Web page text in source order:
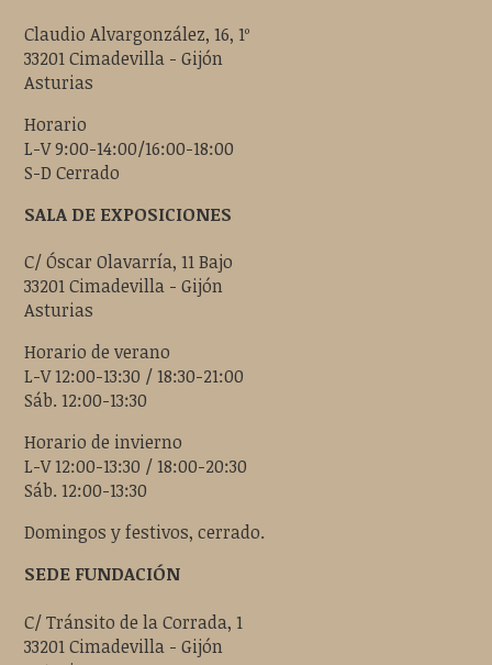
Claudio Alvargonzález, 16, 1º
33201 Cimadevilla - Gijón
Asturias
Horario
L-V 9:00-14:00/16:00-18:00
S-D Cerrado
SALA DE EXPOSICIONES
C/ Óscar Olavarría, 11 Bajo
33201 Cimadevilla - Gijón
Asturias
Horario de verano
L-V 12:00-13:30 / 18:30-21:00
Sáb. 12:00-13:30
Horario de invierno
L-V 12:00-13:30 / 18:00-20:30
Sáb. 12:00-13:30
Domingos y festivos, cerrado.
SEDE FUNDACIÓN
C/ Tránsito de la Corrada, 1
33201 Cimadevilla - Gijón